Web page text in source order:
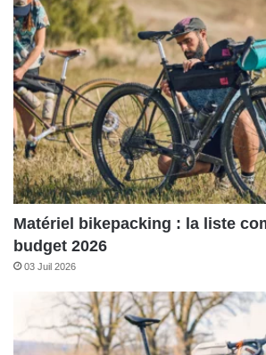
Matériel bikepacking : la liste
budget 2026
03 Juil 2026